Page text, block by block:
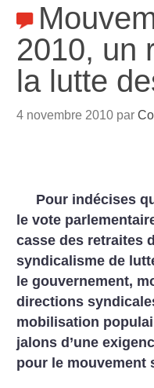
2010, un
la lutte
4 novembre 2010 par
Pour indécises
le vote
casse des retraites
syndicalisme de
le gouvernement,
directions
mobilisation
jalons d’une
pour le mouvement